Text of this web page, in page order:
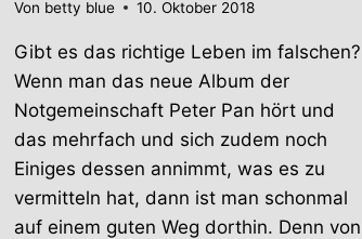
Von betty blue 10. Oktober 2018
Gibt es das richtige Leben im falschen?
Wenn man das neue Album der
Notgemeinschaft Peter Pan hört und
das mehrfach und sich zudem noch
Einiges dessen annimmt, was es zu
vermitteln hat, dann ist man schonmal
auf einem guten Weg dorthin. Denn von